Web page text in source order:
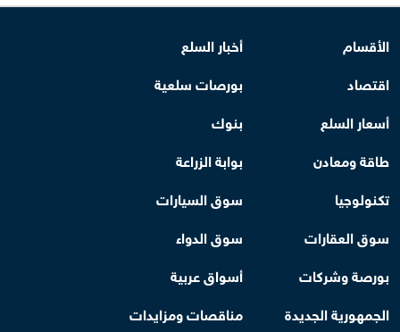
الأقسام
أخبار السلع
اقتصاد
بورصات سلعية
أسعار السلع
بنوك
طاقة ومعادن
بوابة الزراعة
تكنولوجيا
سوق السيارات
سوق العقارات
سوق الدواء
بورصة وشركات
أسواق عربية
الجمهورية الجديدة
مناقصات ومزايدات